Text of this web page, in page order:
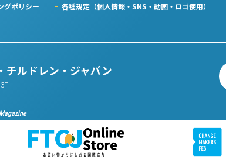
グポリシー 各種規定（個人情報・SNS・動画・ロゴ使用）
チルドレン・ジャパン